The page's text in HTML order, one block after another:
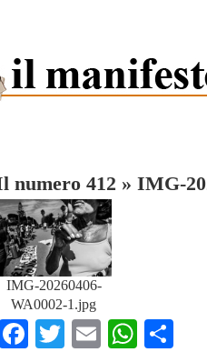
numero 412 » IMG-
IMG-20260406-
WA0002-1.jpg
Facebook
TwitterEmail